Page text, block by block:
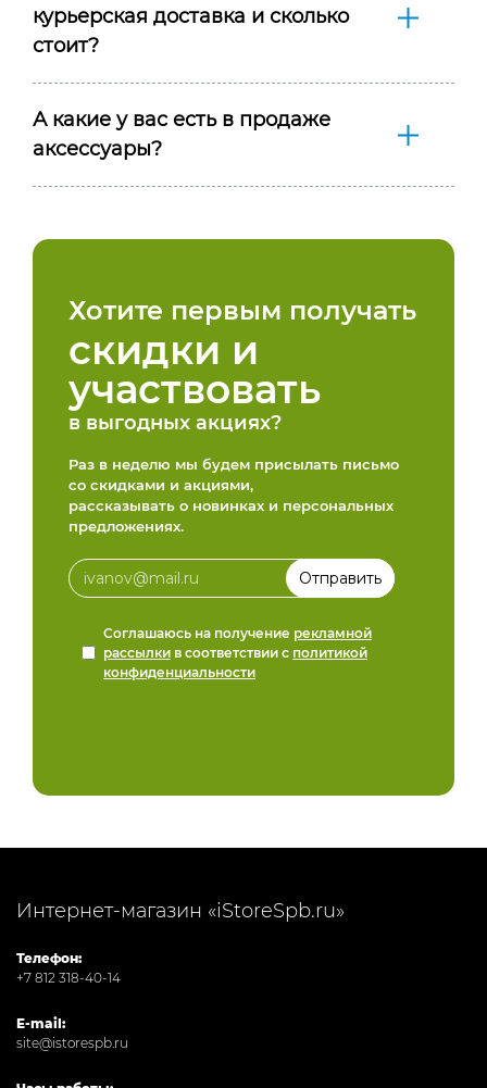
курьерская доставка и сколько
стоит?
А какие у вас есть в продаже
аксессуары?
Хотите первым получать
скидки и
участвовать
в выгодных акциях?
Раз в неделю мы будем присылать письмо
со скидками и акциями,
рассказывать о новинках и персональных
предложениях.
Соглашаюсь на получение рекламной
рассылки в соответствии с политикой
конфиденциальности
Интернет-магазин «iStoreSpb.ru»
Телефон:
+7 812 318-40-14
E-mail:
site@istorespb.ru